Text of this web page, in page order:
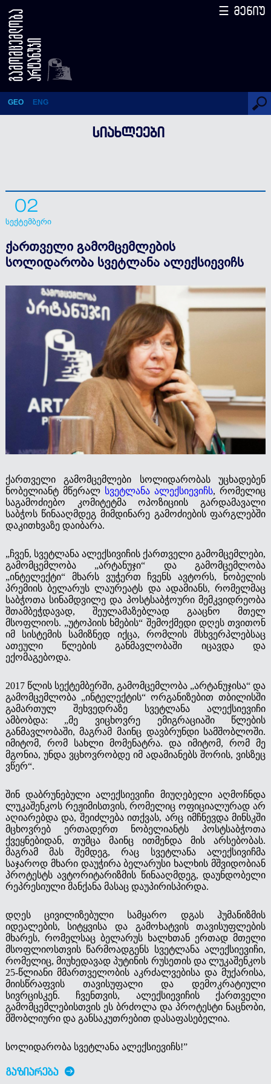
ქართველი გამომცემლების
სოლიდარობა სვეტლანა
ალექსიევიჩს
GEO ENG
☰ მენიუ
ᲡᲘᲐᲮᲚᲔᲔᲑᲘ
02
სექტემბერი
ქართველი გამომცემლების
სოლიდარობა სვეტლანა ალექსიევიჩს
ქართველი გამომცემლები სოლიდარობას უცხადებენ
ნობელიანტ მწერალ სვეტლანა ალექსიევიჩს, რომელიც
საგამოძიებო კომიტეტმა ოპოზიციის გარდამავალი
საბჭოს წინააღმდეგ მიმდინარე გამოძიების ფარგლებში
დაკითხვაზე დაიბარა.
„ჩვენ, სვეტლანა ალექსივიჩის ქართველი გამომცემლები,
გამომცემლობა „არტანუჯი“ და გამომცემლობა
„ინტელექტი“ მხარს ვუჭერთ ჩვენს ავტორს, ნობელის
პრემიის ბელარუს ლაურეატს და ადამიანს, რომელმაც
საბჭოთა სინამდვილე და პოსტსაბჭოური მემკვიდრეობა
შთამბეჭდავად, შეულამაზებლად გააცნო მთელ
მსოფლიოს. „უტოპიის ხმების“ შემოქმედი დღეს თვითონ
იმ სისტემის სამიზნედ იქცა, რომლის მსხვერპლებსაც
ათეული წლების განმავლობაში იცავდა და
ექომაგებოდა.
2017 წლის სექტემბერში, გამომცემლობა „არტანუჯისა“ და
გამომცემლობა „ინტელექტის“ ორგანიზებით თბილისში
გამართულ შეხვედრაზე სვეტლანა ალექსიევიჩი
ამბობდა: „მე ვიცხოვრე ემიგრაციაში წლების
განმავლობაში, მაგრამ მაინც დავბრუნდი სამშობლოში.
იმიტომ, რომ სახლი მომენატრა. და იმიტომ, რომ მე
მგონია, უნდა ვცხოვრობდე იმ ადამიანებს შორის, ვისზეც
ვწერ“.
შინ დაბრუნებული ალექსიევიჩი მიუღებელი აღმოჩნდა
ლუკაშენკოს რეჟიმისთვის, რომელიც ოფიციალურად არ
აღიარებდა და, შეიძლება ითქვას, არც იმჩნევდა მინსკში
მცხოვრებ ერთადერთ ნობელიანტს პოსტსაბჭოთა
ქვეყნებიდან, თუმცა მაინც ითმენდა მის არსებობას.
მაგრამ მას შემდეგ, რაც სვეტლანა ალექსივიჩმა
საჯაროდ მხარი დაუჭირა ბელარუსი ხალხის მშვიდობიან
პროტესტს ავტორიტარიზმის წინააღმდეგ, დაუნდობელი
რეპრესიული მანქანა მასაც დაუპირისპირდა.
დღეს ცივილიზებული სამყარო დგას ჰუმანიზმის
იდეალების, სიტყვისა და გამოხატვის თავისუფლების
მხარეს, რომელსაც ბელარუს ხალხთან ერთად მთელი
მსოფლიოსთვის წარმოადგენს სვეტლანა ალექსიევიჩი,
რომელიც, მიუხედავად პუტინის რუსეთის და ლუკაშენკოს
25-წლიანი მმართველობის აკრძალვებისა და მუქარისა,
მიისწრაფვის თავისუფალი და დემოკრატიული
სივრცისკენ. ჩვენთვის, ალექსიევიჩის ქართველი
გამომცემლებისთვის ეს ბრძოლა და პროტესტი ნაცნობი,
მშობლიური და განსაკუთრებით დასაფასებელია.
სოლიდარობა სვეტლანა ალექსიევიჩს!”
ᲒᲐᲖᲘᲐᲠᲔᲑᲐ